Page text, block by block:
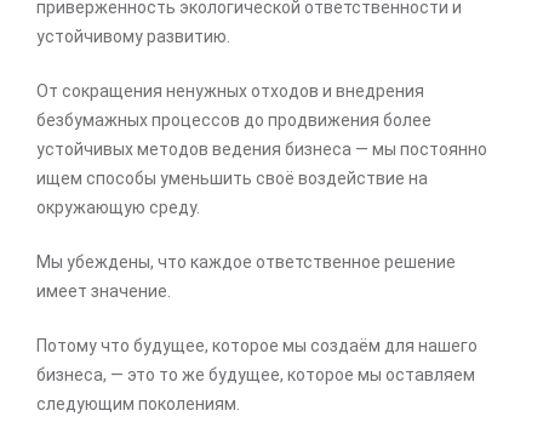
приверженность экологической ответственности и
устойчивому развитию.
От сокращения ненужных отходов и внедрения
безбумажных процессов до продвижения более
устойчивых методов ведения бизнеса — мы постоянно
ищем способы уменьшить своё воздействие на
окружающую среду.
Мы убеждены, что каждое ответственное решение
имеет значение.
Потому что будущее, которое мы создаём для нашего
бизнеса, — это то же будущее, которое мы оставляем
следующим поколениям.